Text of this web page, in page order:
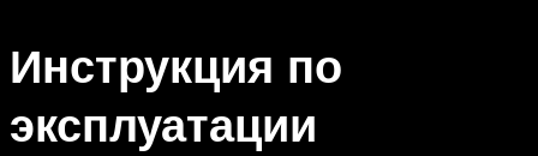
Инструкция по
эксплуатации